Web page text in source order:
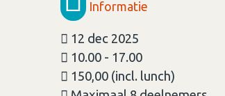
Informatie
12 dec 2025
10.00 - 17.00
150,00 (incl. lunch)